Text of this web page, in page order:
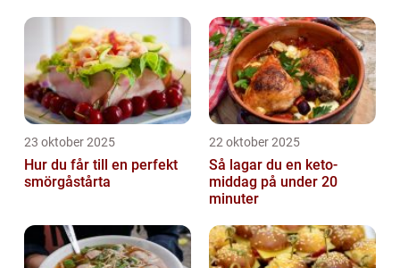
23 oktober 2025
Hur du får till en perfekt
smörgåstårta
22 oktober 2025
Så lagar du en keto-
middag på under 20
minuter